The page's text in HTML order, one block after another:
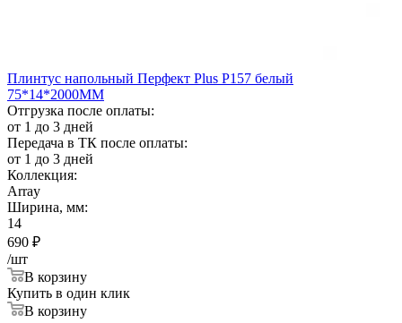
Плинтус напольный Перфект Plus Р157 белый
75*14*2000ММ
Отгрузка после оплаты:
от 1 до 3 дней
Передача в ТК после оплаты:
от 1 до 3 дней
Коллекция:
Array
Ширина, мм:
14
690 ₽
/шт
В корзину
Купить в один клик
В корзину